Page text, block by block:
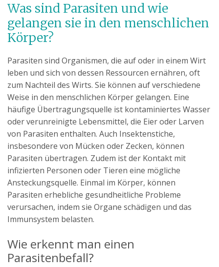
Was sind Parasiten und wie
gelangen sie in den menschlichen
Körper?
Parasiten sind Organismen, die auf oder in einem Wirt
leben und sich von dessen Ressourcen ernähren, oft
zum Nachteil des Wirts. Sie können auf verschiedene
Weise in den menschlichen Körper gelangen. Eine
häufige Übertragungsquelle ist kontaminiertes Wasser
oder verunreinigte Lebensmittel, die Eier oder Larven
von Parasiten enthalten. Auch Insektenstiche,
insbesondere von Mücken oder Zecken, können
Parasiten übertragen. Zudem ist der Kontakt mit
infizierten Personen oder Tieren eine mögliche
Ansteckungsquelle. Einmal im Körper, können
Parasiten erhebliche gesundheitliche Probleme
verursachen, indem sie Organe schädigen und das
Immunsystem belasten.
Wie erkennt man einen
Parasitenbefall?